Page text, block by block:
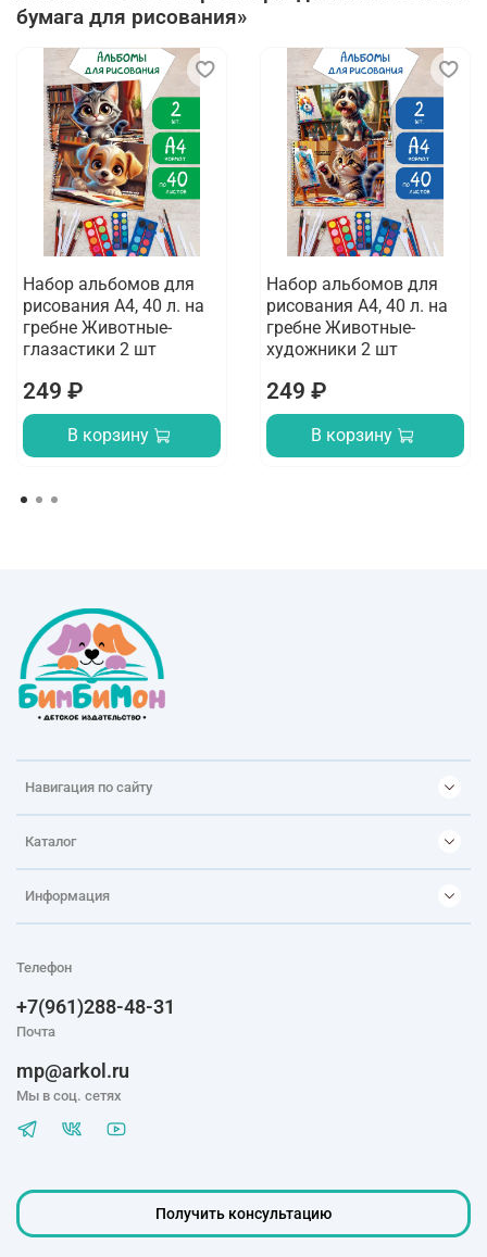
бумага для рисования»
Набор альбомов для
рисования А4, 40 л. на
гребне Животные-
глазастики 2 шт
249 ₽
В корзину
Набор альбомов для
рисования А4, 40 л. на
гребне Животные-
художники 2 шт
249 ₽
В корзину
Навигация по сайту
Каталог
Информация
Получить консультацию
Телефон
+7(961)288-48-31
Почта
mp@arkol.ru
Мы в соц. сетях